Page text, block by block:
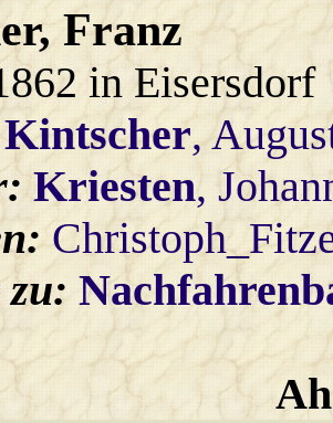
, Franz
in Eisersdorf
Kintscher,
Kriesten,
zu: